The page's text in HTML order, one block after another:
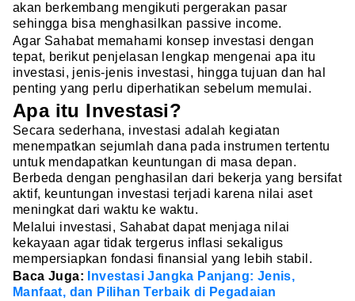
akan berkembang mengikuti pergerakan pasar
sehingga bisa menghasilkan passive income.
Agar Sahabat memahami konsep investasi dengan
tepat, berikut penjelasan lengkap mengenai apa itu
investasi, jenis-jenis investasi, hingga tujuan dan hal
penting yang perlu diperhatikan sebelum memulai.
Apa itu Investasi?
Secara sederhana, investasi adalah kegiatan
menempatkan sejumlah dana pada instrumen tertentu
untuk mendapatkan keuntungan di masa depan.
Berbeda dengan penghasilan dari bekerja yang bersifat
aktif, keuntungan investasi terjadi karena nilai aset
meningkat dari waktu ke waktu.
Melalui investasi, Sahabat dapat menjaga nilai
kekayaan agar tidak tergerus inflasi sekaligus
mempersiapkan fondasi finansial yang lebih stabil.
Baca Juga:
Investasi Jangka Panjang: Jenis,
Manfaat, dan Pilihan Terbaik di Pegadaian